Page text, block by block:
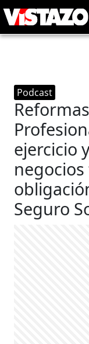
Podcast
ejercicio
Seguro